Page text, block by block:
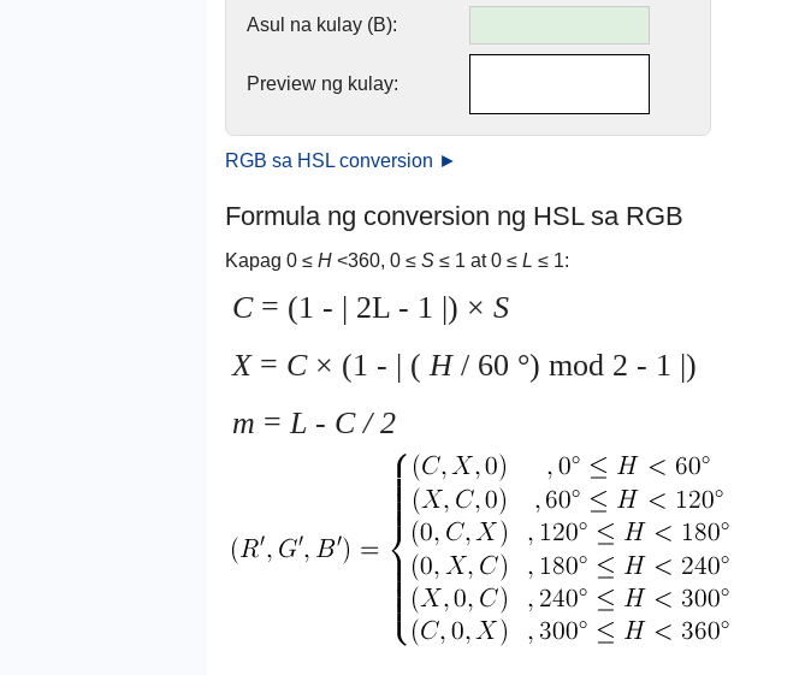
Asul na kulay (B):
Preview ng kulay:
RGB sa HSL conversion ►
Formula ng conversion ng HSL sa RGB
Kapag 0 ≤ H <360, 0 ≤ S ≤ 1 at 0 ≤ L ≤ 1:
C= (1 - | 2L - 1 |) × S
X= C× (1 - | (H/ 60 °) mod 2 - 1 |)
m =L - C / 2